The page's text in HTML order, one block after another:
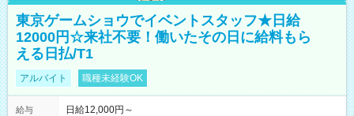
東京ゲームショウでイベントスタッフ★日給
12000円☆来社不要！働いたその日に給料もら
える日払/T1
アルバイト 職種未経験OK
給与
日給12,000円～